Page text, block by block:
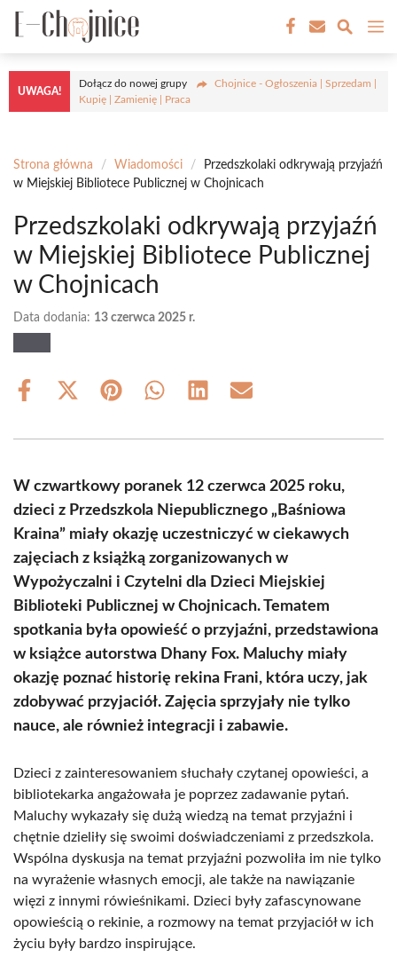
Przejdź
treści
UWAGA!
Dołącz do nowej grupy
Chojnice - Ogłoszenia | Sprzedam |
Kupię | Zamienię | Praca
Strona główna / Wiadomości /
Przedszkolaki odkrywają przyjaźń
w Miejskiej Bibliotece Publicznej w Chojnicach
Przedszkolaki odkrywają przyjaźń
w Miejskiej Bibliotece Publicznej
w Chojnicach
Data dodania: 13 czerwca 2025 r.
Share
Share
(Twitter)
Share Share Share Share
W czwartkowy poranek 12 czerwca 2025 roku,
dzieci z Przedszkola Niepublicznego „Baśniowa
Kraina” miały okazję uczestniczyć w ciekawych
zajęciach z książką zorganizowanych w
Wypożyczalni i Czytelni dla Dzieci Miejskiej
Biblioteki Publicznej w Chojnicach. Tematem
spotkania była opowieść o przyjaźni, przedstawiona
w książce autorstwa Dhany Fox. Maluchy miały
okazję poznać historię rekina Frani, która uczy, jak
zdobywać przyjaciół. Zajęcia sprzyjały nie tylko
nauce, ale również integracji i zabawie.
Dzieci z zainteresowaniem słuchały czytanej opowieści, a
bibliotekarka angażowała je poprzez zadawanie pytań.
Maluchy wykazały się dużą wiedzą na temat przyjaźni i
chętnie dzieliły się swoimi doświadczeniami z przedszkola.
Wspólna dyskusja na temat przyjaźni pozwoliła im nie tylko
na wyrażenie własnych emocji, ale także na nawiązanie
więzi z innymi rówieśnikami. Dzieci były zafascynowane
opowieścią o rekinie, a rozmowy na temat przyjaciół w ich
życiu były bardzo inspirujące.